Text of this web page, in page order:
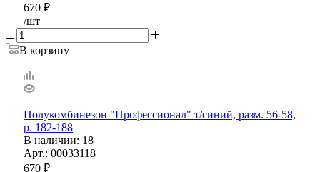
670 ₽
/шт
В корзину
Полукомбинезон "Профессионал" т/синий, разм. 56-58,
р. 182-188
В наличии: 18
Арт.: 00033118
670 ₽